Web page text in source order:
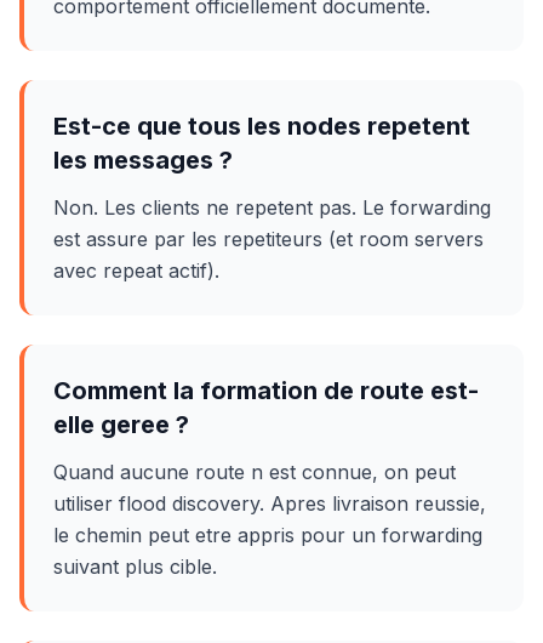
comportement officiellement documente.
Est-ce que tous les nodes repetent
les messages ?
Non. Les clients ne repetent pas. Le forwarding
est assure par les repetiteurs (et room servers
avec repeat actif).
Comment la formation de route est-
elle geree ?
Quand aucune route n est connue, on peut
utiliser flood discovery. Apres livraison reussie,
le chemin peut etre appris pour un forwarding
suivant plus cible.